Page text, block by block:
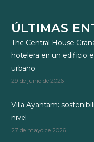
ÚLTIMAS
The Central House
hotelera en un edificio
urbano
29 de junio de 2026
Villa Ayantam:
nivel
27 de mayo de 2026